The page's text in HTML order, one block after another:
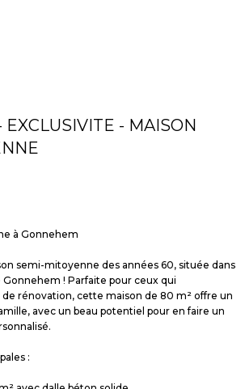
- MAISON
à Gonnehem
semi-mitoyenne des années 60, située dans
! Parfaite pour ceux qui
rénovation, cette maison de 80 m² offre un
avec un beau potentiel pour en faire un
: